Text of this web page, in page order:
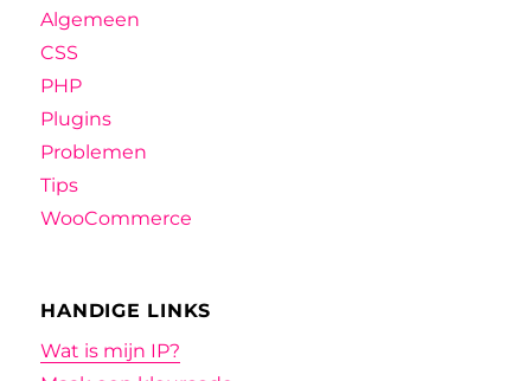
Algemeen
CSS
PHP
Plugins
Problemen
Tips
WooCommerce
HANDIGE LINKS
Wat is mijn IP?